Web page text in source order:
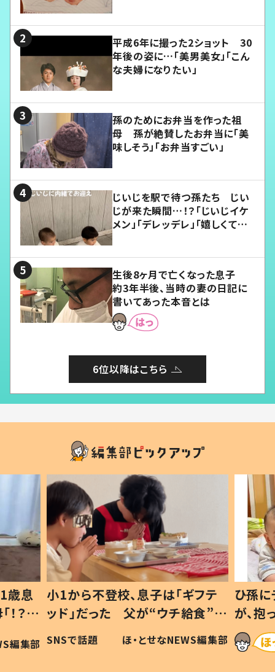
平成6年に撮った2ショット 30
年後の姿に…「美男美女」「こん
な夫婦になりたい」
孫のためにお弁当を作った祖
母 孫が絶賛したお弁当に「美
味しそう」「お弁当すごい」
じいじを駅で待つ孫たち じい
じが来た瞬間…！？「じいじイケ
メン」「デレッデレ」「嬉しくて可
生後8ヶ月で亡くなった息子
約3年半後、当時の妻の日記に
書いてあった本音とは
6位以降はこちら
歳息
？」
編集部
小1から不登校、息子は「ギフテ
ッド」だった 父が“ウチ給食”を
作り続ける理由とは #令和の親
#令和の子
SNSで話題 ほ・とせなNEWS編集部
ひ孫
が、
「涙が
い」